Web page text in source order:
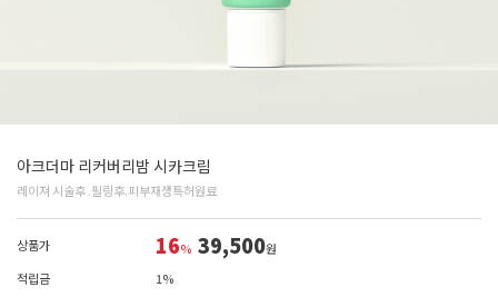
아크더마 리커버리밤 시카크림
레이져 시술후 .필링후.피부재생특허원료
상품가 16% 39,500원
적립금
1%